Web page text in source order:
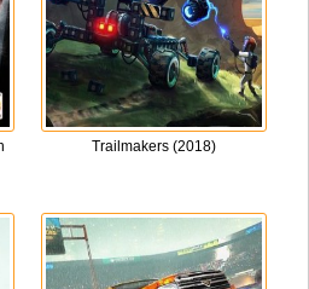
Trailmakers (2018)